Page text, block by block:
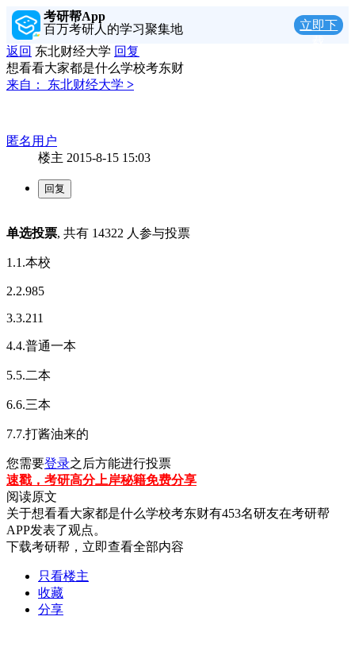
考研帮App
百万考研人的学习聚集地
立即下
返回 东北财经大学 回复
想看看大家都是什么学校考东财
来自：
东北财经大学 >
匿名用户
楼主 2015-8-15 15:03
单选投票, 共有 14322 人参与投票
1.1.本校
2.2.985
3.3.211
4.4.普通一本
5.5.二本
6.6.三本
7.7.打酱油来的
您需要登录之后方能进行投票
速戳，考研高分上岸秘籍免费分享
阅读原文
关于想看看大家都是什么学校考东财有453名研友在考研帮
APP发表了观点。
下载考研帮，立即查看全部内容
只看楼主
收藏
分享